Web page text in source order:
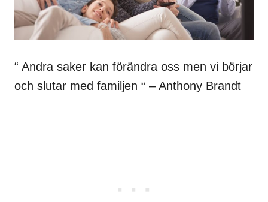
“ Andra saker kan förändra oss men vi börjar
och slutar med familjen “ – Anthony Brandt